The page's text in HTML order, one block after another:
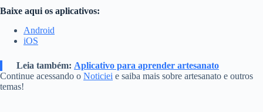
Baixe aqui os aplicativos:
Android
iOS
Leia também: Aplicativo para aprender artesanato
Continue acessando o Noticiei e saiba mais sobre artesanato e outros
temas!